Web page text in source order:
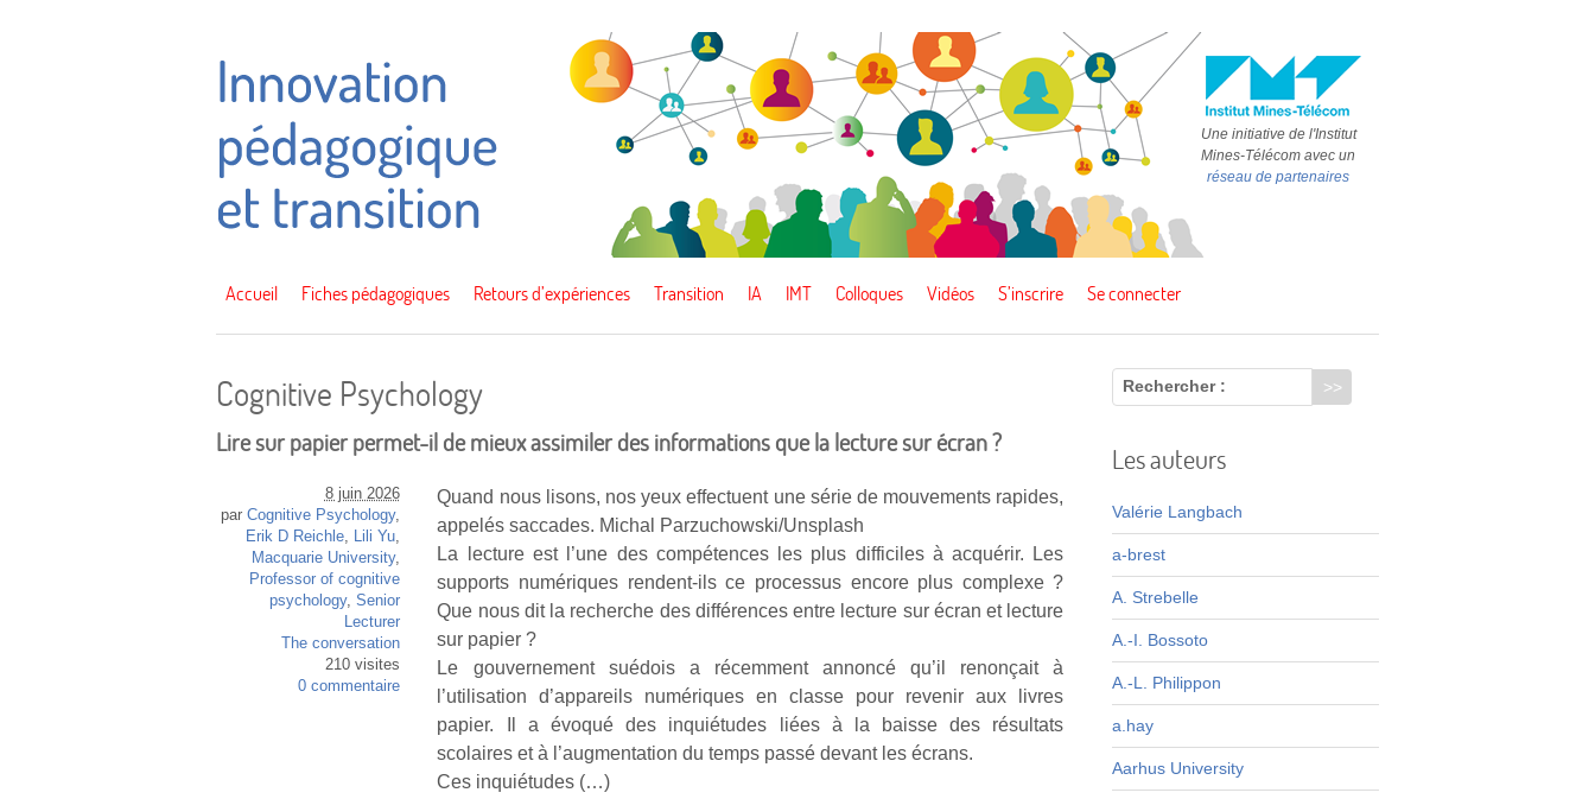
Une initiative de l'Institut
Mines-Télécom avec un
réseau de partenaires
Accueil Fiches pédagogiques Retours d’expériences Transition IA IMT Colloques Vidéos S’inscrire Se connecter
Cognitive Psychology
Lire sur papier permet-il de mieux assimiler des informations que la lecture sur écran ?
Quand nous lisons, nos yeux effectuent une série de mouvements rapides,
appelés saccades. Michal Parzuchowski/Unsplash
La lecture est l’une des compétences les plus difficiles à acquérir. Les
supports numériques rendent-ils ce processus encore plus complexe ?
Que nous dit la recherche des différences entre lecture sur écran et lecture
sur papier ?
Le gouvernement suédois a récemment annoncé qu’il renonçait à
l’utilisation d’appareils numériques en classe pour revenir aux livres
papier. Il a évoqué des inquiétudes liées à la baisse des résultats
scolaires et à l’augmentation du temps passé devant les écrans.
Ces inquiétudes (…)
8 juin 2026
par Cognitive Psychology,
Erik D Reichle, Lili Yu,
Macquarie University,
Professor of cognitive
psychology, Senior
Lecturer
The conversation
210 visites
0 commentaire
Rechercher :
Les auteurs
Valérie Langbach
a-brest
A. Strebelle
A.-I. Bossoto
A.-L. Philippon
a.hay
Aarhus University